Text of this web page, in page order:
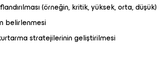
(örneğin, kritik, yüksek, orta, düşük)
belirlenmesi
stratejilerinin geliştirilmesi